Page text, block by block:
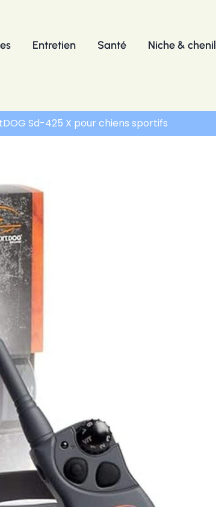
Entretien Santé Niche & chenil
Sd-425 X pour chiens sportifs